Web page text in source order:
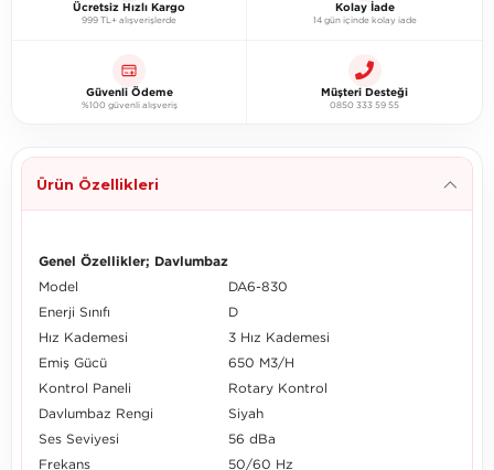
Ücretsiz Hızlı Kargo
999 TL+ alışverişlerde
Kolay İade
14 gün içinde kolay iade
Güvenli Ödeme
%100 güvenli alışveriş
Müşteri Desteği
0850 333 59 55
Ürün Özellikleri
Genel Özellikler; Davlumbaz
Model DA6-830
Enerji Sınıfı D
Hız Kademesi 3 Hız Kademesi
Emiş Gücü 650 M3/H
Kontrol Paneli Rotary Kontrol
Davlumbaz Rengi Siyah
Ses Seviyesi 56 dBa
Frekans 50/60 Hz